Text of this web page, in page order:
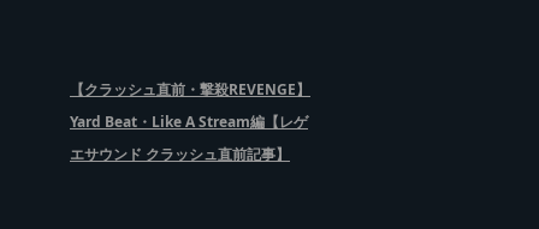
【クラッシュ直前・撃殺REVENGE】
Yard Beat・Like A Stream編【レゲ
エサウンド クラッシュ直前記事】